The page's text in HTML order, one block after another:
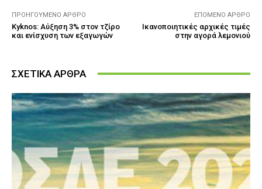
ΠΡΟΗΓΟΎΜΕΝΟ ΆΡΘΡΟ
Kyknos: Αύξηση 3% στον τζίρο
και ενίσχυση των εξαγωγών
ΕΠΌΜΕΝΟ ΆΡΘΡΟ
Ικανοποιητικές αρχικές τιμές
στην αγορά λεμονιού
ΣΧΕΤΙΚΑ ΑΡΘΡΑ